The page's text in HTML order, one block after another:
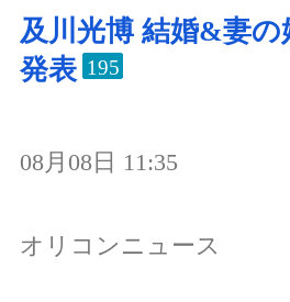
及川光博 結婚&妻の
発表 195
08月08日 11:35
オリコンニュース